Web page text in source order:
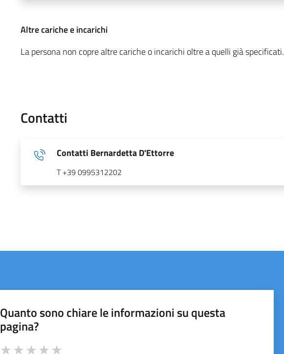
Altre cariche e incarichi:
La persona non copre altre cariche o incarichi oltre a quelli già specificati..
Contatti
Contatti Bernardetta D'Ettorre
T +39 0995312202
Quanto sono chiare le informazioni su questa
pagina?